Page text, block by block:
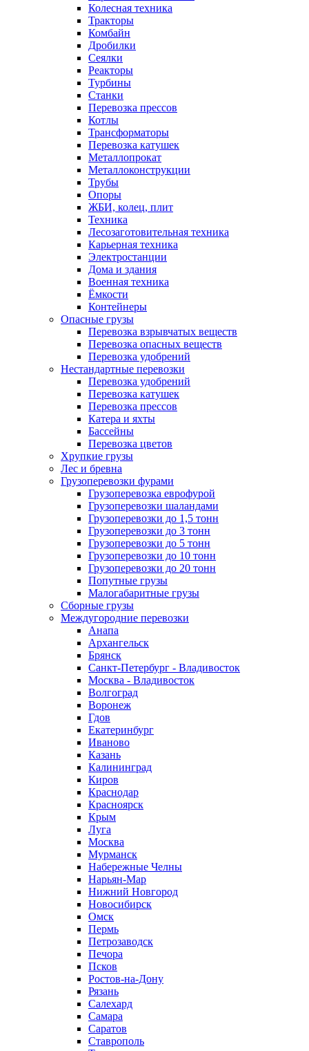
Колесная техника
Тракторы
Комбайн
Дробилки
Сеялки
Реакторы
Турбины
Станки
Перевозка прессов
Котлы
Трансформаторы
Перевозка катушек
Металлопрокат
Металлоконструкции
Трубы
Опоры
ЖБИ, колец, плит
Техника
Лесозаготовительная техника
Карьерная техника
Электростанции
Дома и здания
Военная техника
Ёмкости
Контейнеры
Опасные грузы
Перевозка взрывчатых веществ
Перевозка опасных веществ
Перевозка удобрений
Нестандартные перевозки
Перевозка удобрений
Перевозка катушек
Перевозка прессов
Катера и яхты
Бассейны
Перевозка цветов
Хрупкие грузы
Лес и бревна
Грузоперевозки фурами
Грузоперевозка еврофурой
Грузоперевозки шаландами
Грузоперевозки до 1,5 тонн
Грузоперевозки до 3 тонн
Грузоперевозки до 5 тонн
Грузоперевозки до 10 тонн
Грузоперевозки до 20 тонн
Попутные грузы
Малогабаритные грузы
Сборные грузы
Междугородние перевозки
Анапа
Архангельск
Брянск
Санкт-Петербург - Владивосток
Москва - Владивосток
Волгоград
Воронеж
Гдов
Екатеринбург
Иваново
Казань
Калининград
Киров
Краснодар
Красноярск
Крым
Луга
Москва
Мурманск
Набережные Челны
Нарьян-Мар
Нижний Новгород
Новосибирск
Омск
Пермь
Петрозаводск
Печора
Псков
Ростов-на-Дону
Рязань
Салехард
Самара
Саратов
Ставрополь